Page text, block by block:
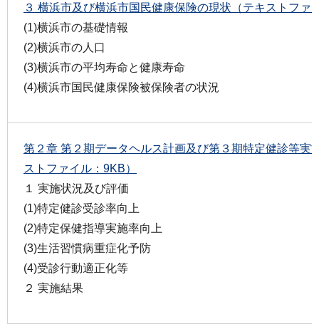
３ 横浜市及び横浜市国民健康保険の現状（テキストファ
(1)横浜市の基礎情報
(2)横浜市の人口
(3)横浜市の平均寿命と健康寿命
(4)横浜市国民健康保険被保険者の状況
第２章 第２期データヘルス計画及び第３期特定健診等実
ストファイル：9KB）
１ 実施状況及び評価
(1)特定健診受診率向上
(2)特定保健指導実施率向上
(3)生活習慣病重症化予防
(4)受診行動適正化等
２ 実施結果